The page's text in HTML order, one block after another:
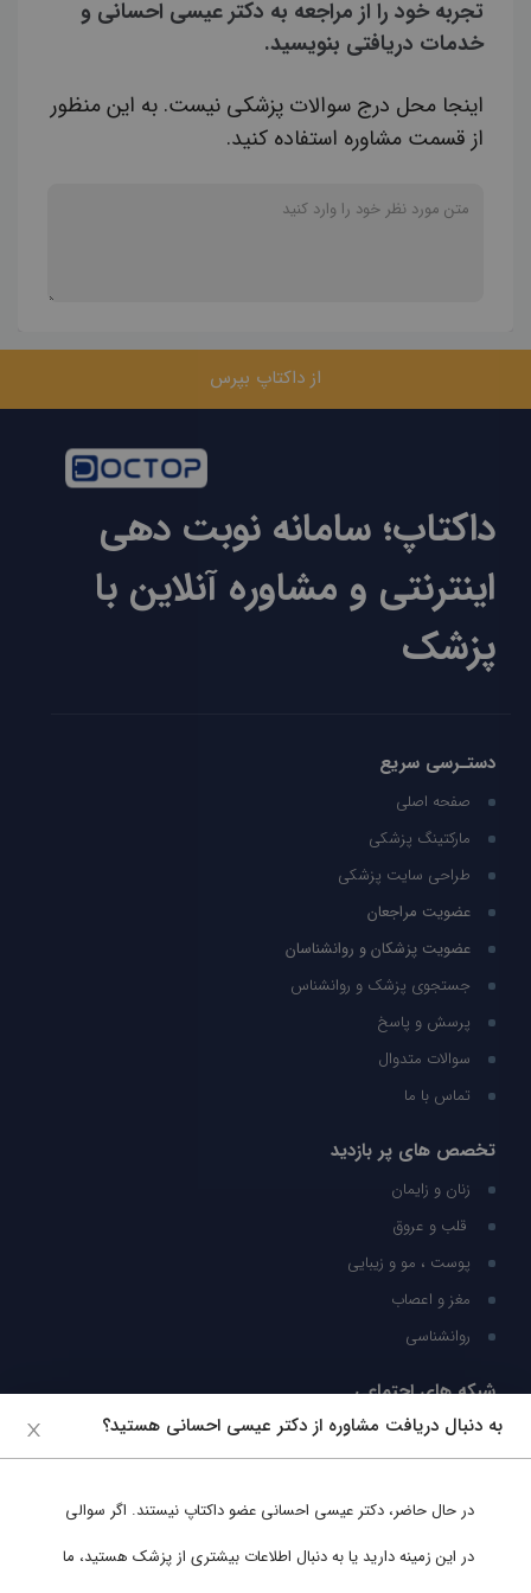
تجربه خود را از مراجعه به دکتر عیسی احسانی و
خدمات دریافتی بنویسید.
اینجا محل درج سوالات پزشکی نیست. به این منظور
از قسمت مشاوره استفاده کنید.
از داکتاپ بپرس
داکتاپ؛ سامانه نوبت دهی
اینترنتی و مشاوره آنلاین با
پزشک
دستـرسی سریع
صفحه اصلی
مارکتینگ پزشکی
طراحی سایت پزشکی
عضویت مراجعان
عضویت پزشکان و روانشناسان
جستجوی پزشک و روانشناس
پرسش و پاسخ
سوالات متدوال
تماس با ما
تخصص های پر بازدید
زنان و زایمان
قلب و عروق
پوست ، مو و زیبایی
مغز و اعصاب
روانشناسی
شبکه های اجتماعی
ما را در شبکه های اجتماعی دنبال کنید
به دنبال دریافت مشاوره از دکتر عیسی احسانی هستید؟
در حال حاضر، دکتر عیسی احسانی عضو داکتاپ نیستند. اگر سوالی
در این زمینه دارید یا به دنبال اطلاعات بیشتری از پزشک هستید، ما